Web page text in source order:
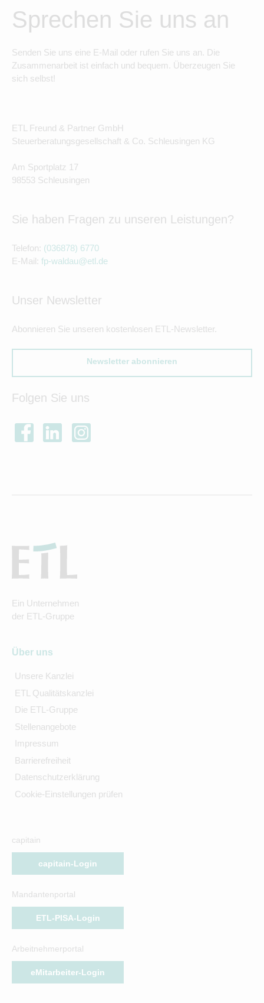
Sprechen Sie uns an
Senden Sie uns eine E-Mail oder rufen Sie uns an. Die
Zusammenarbeit ist einfach und bequem. Überzeugen Sie
sich selbst!
ETL Freund & Partner GmbH
Steuerberatungsgesellschaft & Co. Schleusingen KG
Am Sportplatz 17
98553 Schleusingen
Sie haben Fragen zu unseren Leistungen?
Telefon: (036878) 6770
E-Mail: fp-waldau@etl.de
Unser Newsletter
Abonnieren Sie unseren kostenlosen ETL-Newsletter.
Newsletter abonnieren
Folgen Sie uns
Ein Unternehmen
der ETL-Gruppe
Über uns
Unsere Kanzlei
ETL Qualitätskanzlei
Die ETL-Gruppe
Stellenangebote
Impressum
Barrierefreiheit
Datenschutzerklärung
Cookie-Einstellungen prüfen
capitain
capitain-Login
Mandantenportal
ETL-PISA-Login
Arbeitnehmerportal
eMitarbeiter-Login